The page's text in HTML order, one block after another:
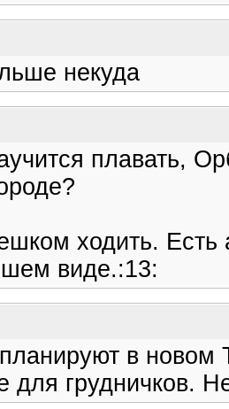
некуда
плавать,
ходить. Есть
виде.:13:
планируют в
для грудничков.